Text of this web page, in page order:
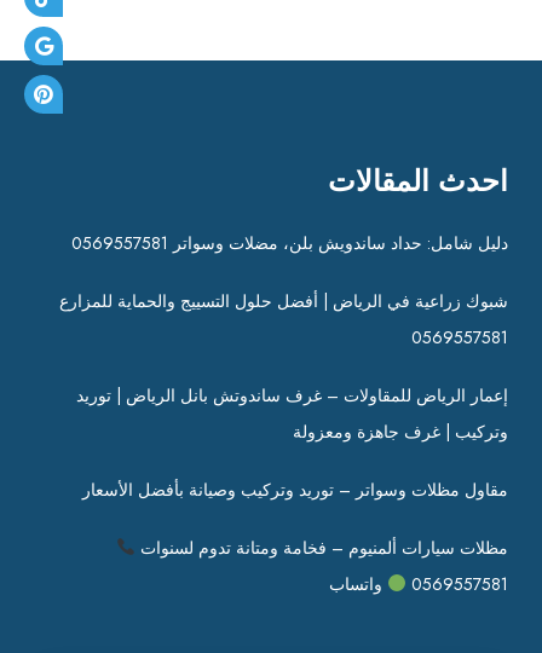
احدث المقالات
دليل شامل: حداد ساندويش بلن، مضلات وسواتر 0569557581
شبوك زراعية في الرياض | أفضل حلول التسييج والحماية للمزارع
0569557581
إعمار الرياض للمقاولات – غرف ساندوتش بانل الرياض | توريد
وتركيب | غرف جاهزة ومعزولة
مقاول مظلات وسواتر – توريد وتركيب وصيانة بأفضل الأسعار
مظلات سيارات ألمنيوم – فخامة ومتانة تدوم لسنوات
0569557581
واتساب